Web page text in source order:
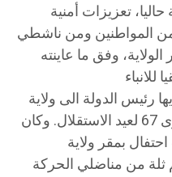
تعزيزات أمنية
المواطنين ومن ناشطي
وفق ما عاينته
رئيس الدولة الى ولاية
القيروان، مع إحياء الذكرى 67 لعيد الاستقلال. وكان
بمقر ولاية
ثلة من مناضلي الحركة